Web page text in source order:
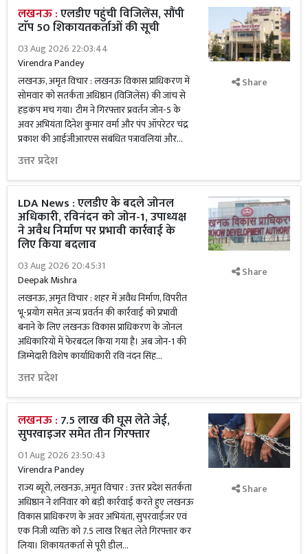
लखनऊ :एलडीए पहुंची विजिलेंस, सौंपी
टाॅप 50 शिकायतकर्ताओं की सूची
03 Aug 2026 22:03:44
Virendra Pandey
लखनऊ, अमृत विचार : लखनऊ विकास प्राधिकरण में
सोमवार को सतर्कता अधिष्ठान (विजिलेंस) की जांच से
हड़कंप मच गया। टीम ने गिरफ्तार प्रवर्तन जोन-5 के
अवर अभियंता दिनेश कुमार वर्मा और पंप ऑपरेटर चंद्र
प्रकाश की आईजीआरएस संबंधित पत्रावलियां और...
उत्तर प्रदेश
Share
LDA News : एलडीए के बदले जोनल
अधिकारी, रविनंदन को जोन-1, उपाध्यक्ष
ने अवैध निर्माण पर प्रभावी कार्रवाई के
लिए किया बदलाव
03 Aug 2026 20:45:31
Deepak Mishra
लखनऊ, अमृत विचार : शहर में अवैध निर्माण, विपरीत
भू-प्रयोग समेत अन्य प्रवर्तन की कार्रवाई को प्रभावी
बनाने के लिए लखनऊ विकास प्राधिकरण के जोनल
अधिकारियों में फेरबदल किया गया है। अब जोन-1 की
जिम्मेदारी विशेष कार्याधिकारी रवि नंदन सिंह...
उत्तर प्रदेश
Share
लखनऊ : 7.5 लाख की घूस लेते जेई,
सुपरवाइजर समेत तीन गिरफ्तार
01 Aug 2026 23:50:43
Virendra Pandey
राज्य ब्यूरो, लखनऊ, अमृत विचार : उत्तर प्रदेश सतर्कता
अधिष्ठान ने शनिवार को बड़ी कार्रवाई करते हुए लखनऊ
विकास प्राधिकरण के अवर अभियंता, सुपरवाईजर एवं
एक निजी व्यक्ति को 7.5 लाख रिश्वत लेते गिरफ्तार कर
लिया। शिकायतकर्ता से पूरी डील...
Share